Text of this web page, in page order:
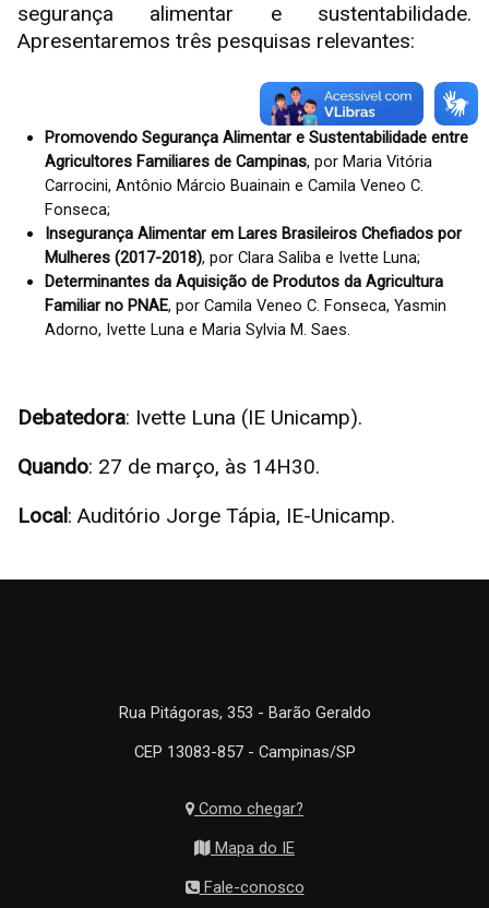
segurança alimentar e sustentabilidade.
Apresentaremos três pesquisas relevantes:
Promovendo Segurança Alimentar e Sustentabilidade entre
Agricultores Familiares de Campinas, por Maria Vitória
Carrocini, Antônio Márcio Buainain e Camila Veneo C.
Fonseca;
Insegurança Alimentar em Lares Brasileiros Chefiados por
Mulheres (2017-2018), por Clara Saliba e Ivette Luna;
Determinantes da Aquisição de Produtos da Agricultura
Familiar no PNAE, por Camila Veneo C. Fonseca, Yasmin
Adorno, Ivette Luna e Maria Sylvia M. Saes.
Debatedora: Ivette Luna (IE Unicamp).
Quando: 27 de março, às 14H30.
Local: Auditório Jorge Tápia, IE-Unicamp.
Rua Pitágoras, 353 - Barão Geraldo
CEP 13083-857 - Campinas/SP
Como chegar?
Mapa do IE
Fale-conosco